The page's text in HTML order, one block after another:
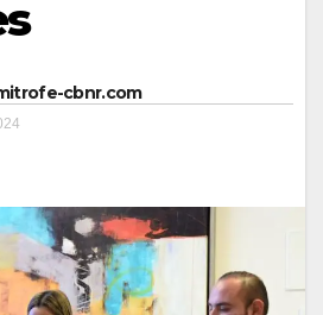
cbnr.com